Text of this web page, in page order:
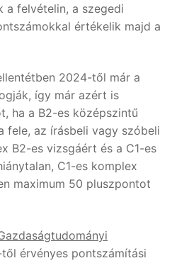
a felvételin, a szegedi
értékelik majd a
2024-től már a
így már azért is
ha a B2-es középszintű
fele, az írásbeli vagy szóbeli
B2-es vizsgáért és a C1-es
C1-es komplex
maximum 50 pluszpontot
érvényes pontszámítási